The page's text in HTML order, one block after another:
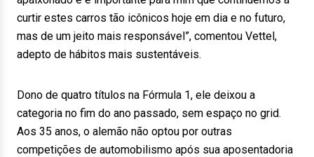
curtir estes carros tão icônicos hoje em dia e no futuro,
mas de um jeito mais responsável”, comentou Vettel,
adepto de hábitos mais sustentáveis.
Dono de quatro títulos na Fórmula 1, ele deixou a
categoria no fim do ano passado, sem espaço no grid.
Aos 35 anos, o alemão não optou por outras
competições de automobilismo após sua aposentadoria